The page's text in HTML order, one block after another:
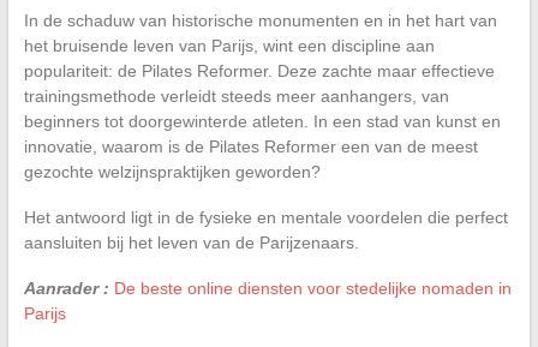
In de schaduw van historische monumenten en in het hart van
het bruisende leven van Parijs, wint een discipline aan
populariteit: de Pilates Reformer. Deze zachte maar effectieve
trainingsmethode verleidt steeds meer aanhangers, van
beginners tot doorgewinterde atleten. In een stad van kunst en
innovatie, waarom is de Pilates Reformer een van de meest
gezochte welzijnspraktijken geworden?
Het antwoord ligt in de fysieke en mentale voordelen die perfect
aansluiten bij het leven van de Parijzenaars.
Aanrader : De beste online diensten voor stedelijke nomaden in
Parijs